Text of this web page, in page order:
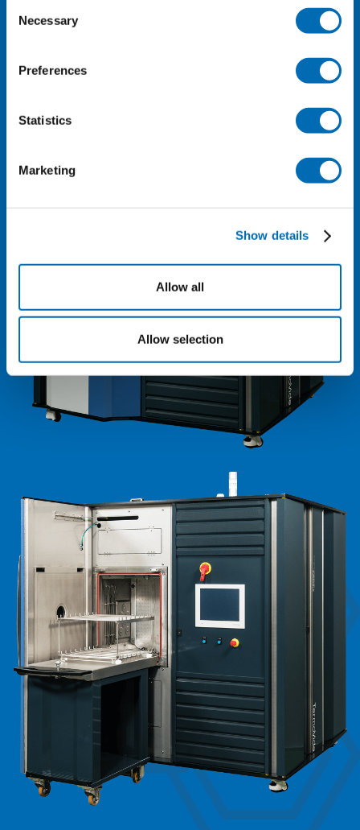
Selection
Necessary
Preferences
Statistics
Marketing
Show details
Allow all
Allow selection
刀具装载量（按 ø10 x 70 mm杆刀计算）：1008 件
运行周期时间：约 45min